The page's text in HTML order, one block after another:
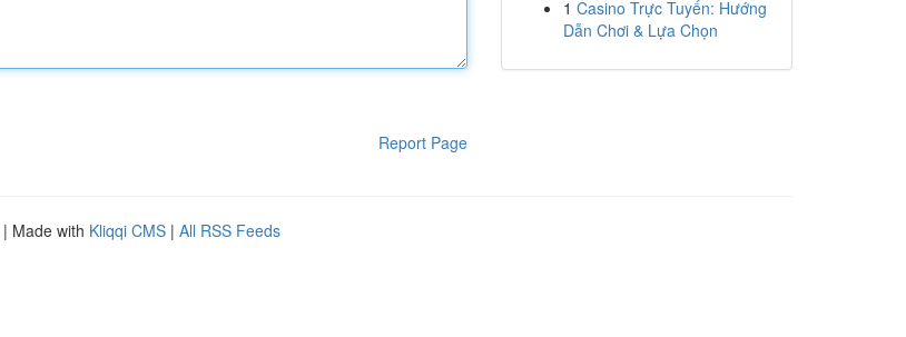
Report Page
1 Casino Trực Tuyến: Hướng
Dẫn Chơi & Lựa Chọn
| Made with Kliqqi CMS | All RSS Feeds